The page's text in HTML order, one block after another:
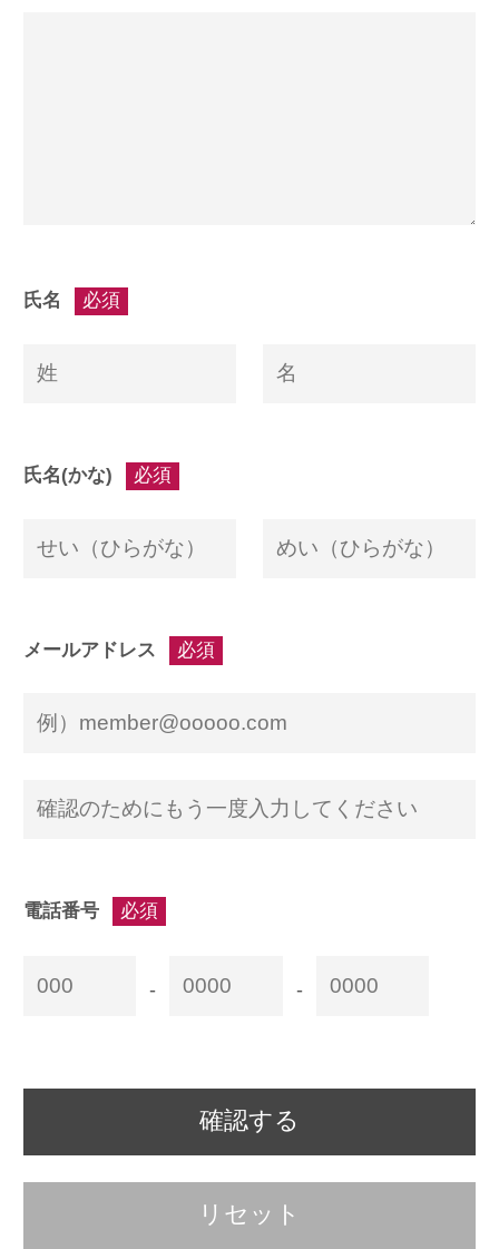
氏名 必須
氏名(かな) 必須
メールアドレス 必須
電話番号 必須
- -
リセット
確認する